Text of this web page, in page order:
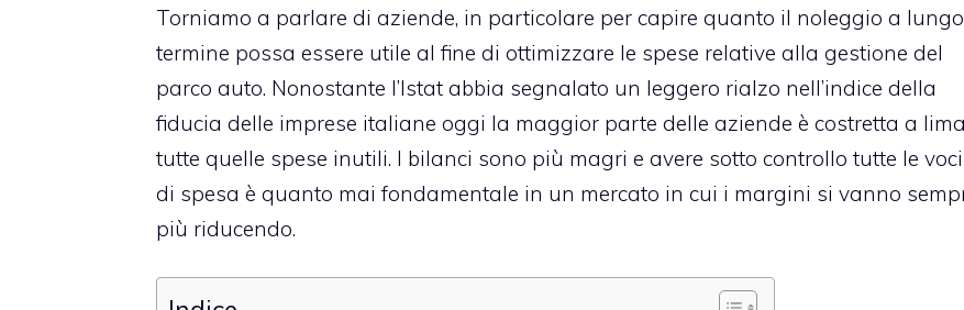
Torniamo a parlare di aziende, in particolare per capire quanto il noleggio a lungo
termine possa essere utile al fine di ottimizzare le spese relative alla gestione del
parco auto. Nonostante l’Istat abbia segnalato un leggero rialzo nell’indice della
fiducia delle imprese italiane oggi la maggior parte delle aziende è costretta a
tutte quelle spese inutili. I bilanci sono più magri e avere sotto controllo tutte le voci
di spesa è quanto mai fondamentale in un mercato in cui i margini si vanno
più riducendo.